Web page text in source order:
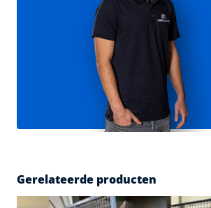
Gerelateerde producten